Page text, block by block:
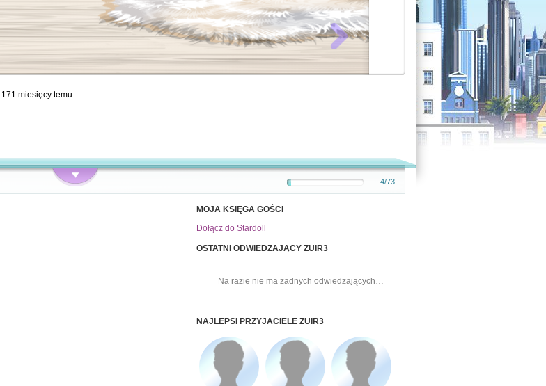
171 miesięcy temu
4/73
MOJA KSIĘGA GOŚCI
Dołącz do Stardoll
OSTATNI ODWIEDZAJĄCY ZUIR3
Na razie nie ma żadnych odwiedzających…
NAJLEPSI PRZYJACIELE ZUIR3